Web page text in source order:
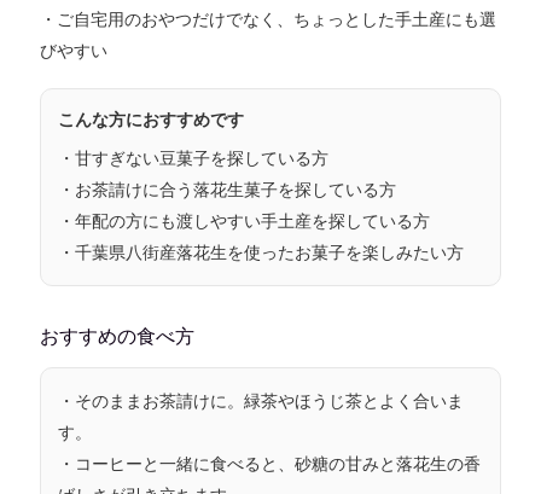
・ご自宅用のおやつだけでなく、 ちょっとした手土産にも選
びやすい
こんな方におすすめです
・甘すぎない豆菓子を探している方
・お茶請けに合う落花生菓子を探している方
・年配の方にも渡しやすい手土産を探している方
・千葉県八街産落花生を使ったお菓子を楽しみたい方
おすすめの食べ方
・そのまま お茶請けに。緑茶やほうじ茶とよく合いま
す。
・ コーヒーと一緒に食べると、砂糖の甘みと落花生の香